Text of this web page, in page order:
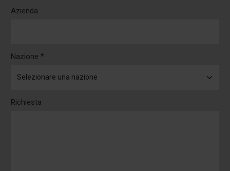
Azienda
Nazione *
Richiesta